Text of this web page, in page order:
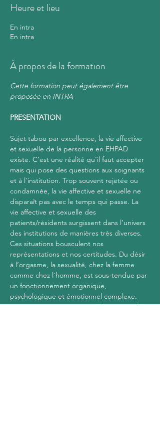
Heure et lieu
En intra
En intra
À propos de la formation
Cette formation peut également être
proposée en INTRA
PRESENTATION
Sujet tabou par excellence, la vie affective
et sexuelle de la personne en EHPAD
existe. C’est une réalité qu’il faut accepter
mais qui pose des questions aux soignants
et à l’institution. Trop souvent rejetée ou
condamnée, la vie affective et sexuelle ne
disparaît pas avec le temps qui passe. La
vie affective et sexuelle des
patients/résidents surgissent dans l’univers
des institutions de manières très diverses.
Ces situations bousculent nos
représentations et nos certitudes. Du désir
à l’orgasme, la sexualité, chez la femme
comme chez l’homme, est sous-tendue par
un fonctionnement organique,
psychologique et émotionnel complexe.
Que peut-on autoriser ou refuser, que dire